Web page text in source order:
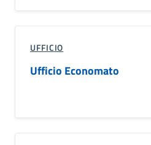
UFFICIO
Ufficio Economato